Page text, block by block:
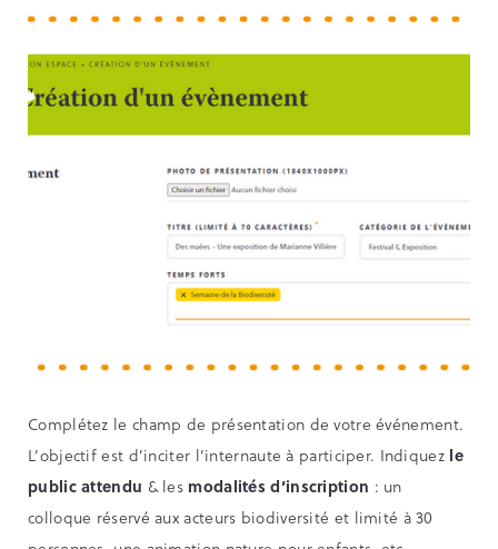
Complétez le champ de présentation de votre événement.
L’objectif est d’inciter l’internaute à participer. Indiquez le
public attendu & les modalités d’inscription : un
colloque réservé aux acteurs biodiversité et limité à 30